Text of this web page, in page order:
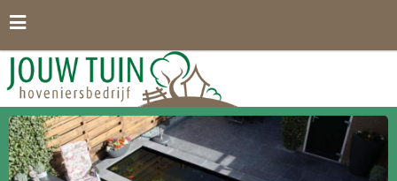
a